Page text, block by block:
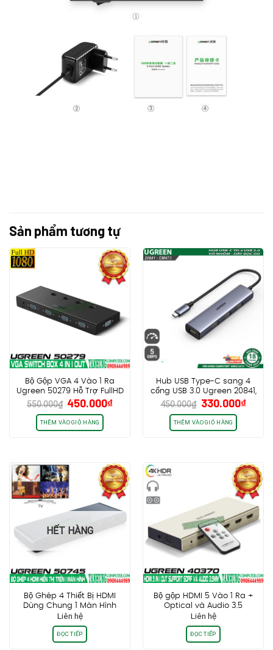
Sản phẩm tương tự
Bộ Gộp VGA 4 Vào 1 Ra
Ugreen 50279 Hỗ Trợ FullHD
500MHz
550.000₫ Giá
gốc
là:
550.000₫.
450.000₫Giá
THÊM VÀO GIỎ HÀNG
Hub USB Type-C sang 4
cổng USB 3.0 Ugreen 20841,
Vỏ nhôm, dây bọc dù
450.000₫ Giá
gốc
là:
450.000₫.
330.000₫Giá
THÊM VÀO GIỎ HÀNG
HẾT HÀNG
Bộ Ghép 4 Thiết Bị HDMI
Dùng Chung 1 Màn Hình
Ugreen 50745
Liên hệ
ĐỌC TIẾP
Bộ gộp HDMI 5 Vào 1 Ra +
Optical và Audio 3.5
Ugreen 40370 Hỗ trợ 3D 4K
(4096×2160@30hz), FULL HD
1080P@60hz
Liên hệ
ĐỌC TIẾP